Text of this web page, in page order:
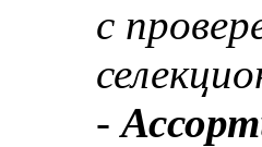
с
-